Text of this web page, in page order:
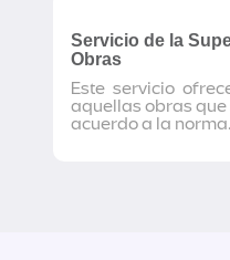
Servicio de la
Obras
Este servicio
aquellas obras
acuerdo a la norma.